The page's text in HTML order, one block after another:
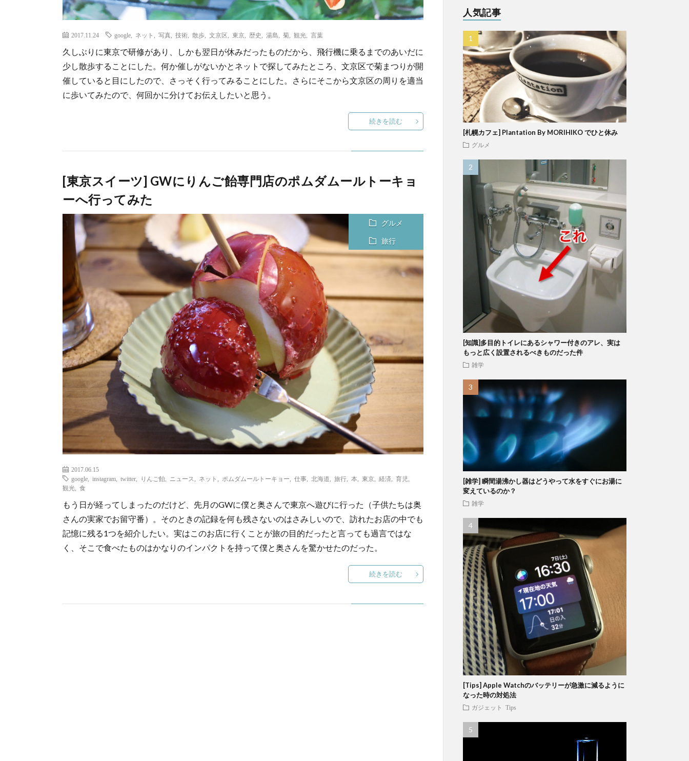
2017.11.24 google ネット 写真 技術 散歩 文京区 東京 歴史 湯島 菊 観光 言葉
久しぶりに東京で研修があり、しかも翌日が休みだったものだから、飛行機に乗るまでのあいだに
少し散歩することにした。何か催しがないかとネットで探してみたところ、文京区で菊まつりが開
催していると目にしたので、さっそく行ってみることにした。さらにそこから文京区の周りを適当
に歩いてみたので、何回かに分けてお伝えしたいと思う。
続きを読む
[東京スイーツ] GWにりんご飴専門店のポムダムールトーキョ
ーへ行ってみた
グルメ
旅行
2017.06.15
google
instagram twitter りんご飴 ニュース ネット ポムダムールトーキョー 仕事 北海道 旅行 本 東京 経済 育児
観光
食
もう日が経ってしまったのだけど、先月のGWに僕と奥さんで東京へ遊びに行った（子供たちは奥
さんの実家でお留守番）。そのときの記録を何も残さないのはさみしいので、訪れたお店の中でも
記憶に残る1つを紹介したい。実はこのお店に行くことが旅の目的だったと言っても過言ではな
く、そこで食べたものはかなりのインパクトを持って僕と奥さんを驚かせたのだった。
続きを読む
人気記事
[札幌カフェ] Plantation By MORIHIKO でひと休み
グルメ
[知識]多目的トイレにあるシャワー付きのアレ、実は
もっと広く設置されるべきものだった件
雑学
[雑学] 瞬間湯沸かし器はどうやって水をすぐにお湯に
変えているのか？
雑学
[Tips] Apple Watchのバッテリーが急激に減るように
なった時の対処法
ガジェット Tips